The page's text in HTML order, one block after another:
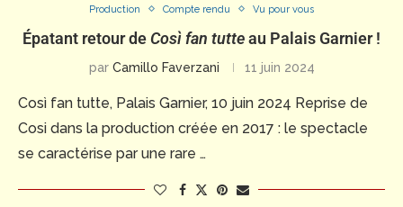
Production Compte rendu Vu pour vous
Épatant retour deCosì fan tutteau Palais Garnier !
par Camillo Faverzani 11 juin 2024
Così fan tutte, Palais Garnier, 10 juin 2024 Reprise de
Cosi dans la production créée en 2017 : le spectacle
se caractérise par une rare …